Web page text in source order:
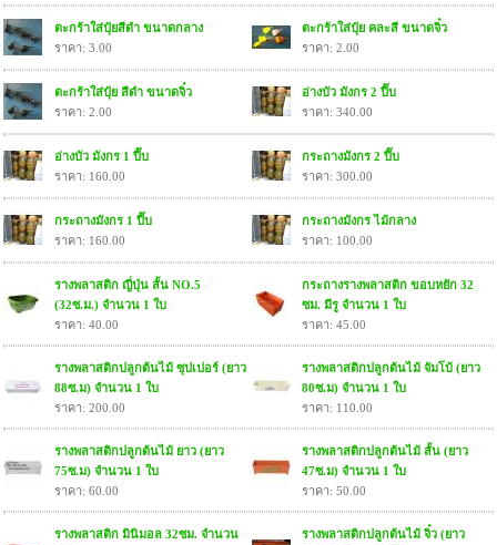
ตะกร้าใส่ปุ๋ยสีดำ ขนาดกลาง
ราคา: 3.00
ตะกร้าใส่ปุ๋ย คละสี ขนาดจิ๋ว
ราคา: 2.00
ตะกร้าใส่ปุ๋ย สีดำ ขนาดจิ๋ว
ราคา: 2.00
อ่างบัว มังกร 2 ปี๊บ
ราคา: 340.00
อ่างบัว มังกร 1 ปี๊บ
ราคา: 160.00
กระถางมังกร 2 ปี๊บ
ราคา: 300.00
กระถางมังกร 1 ปี๊บ
ราคา: 160.00
กระถางมังกร ไม้กลาง
ราคา: 100.00
รางพลาสติก ญี่ปุ่น สั้น NO.5
(32ซ.ม.) จำนวน 1 ใบ
ราคา: 40.00
กระถางรางพลาสติก ขอบหยัก 32
ซม. มีรู จำนวน 1 ใบ
ราคา: 45.00
รางพลาสติกปลูกต้นไม้ ซุปเปอร์ (ยาว
88ซ.ม) จำนวน 1 ใบ
ราคา: 200.00
รางพลาสติกปลูกต้นไม้ จัมโบ้ (ยาว
80ซ.ม) จำนวน 1 ใบ
ราคา: 110.00
รางพลาสติกปลูกต้นไม้ ยาว (ยาว
75ซ.ม) จำนวน 1 ใบ
ราคา: 60.00
รางพลาสติกปลูกต้นไม้ สั้น (ยาว
47ซ.ม) จำนวน 1 ใบ
ราคา: 50.00
รางพลาสติก มินิมอล 32ซม. จำนวน
รางพลาสติกปลูกต้นไม้ จิ๋ว (ยาว